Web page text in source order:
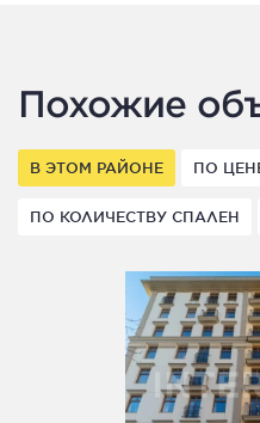
Похожие
В ЭТОМ РАЙОНЕ ПО
ПО КОЛИЧЕСТВУ СПАЛЕН